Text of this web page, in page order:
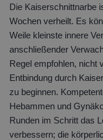
Die Kaiserschnittnarbe
Wochen verheilt. Es
Weile kleinste innere
anschließender
Regel empfohlen, nicht
Entbindung durch
zu beginnen.
Hebammen und
Runden im Schritt das
verbessern; die